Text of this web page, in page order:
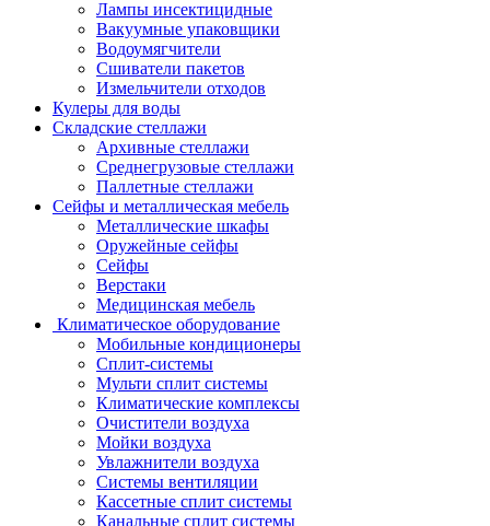
Лампы инсектицидные
Вакуумные упаковщики
Водоумягчители
Сшиватели пакетов
Измельчители отходов
Кулеры для воды
Складские стеллажи
Архивные стеллажи
Среднегрузовые стеллажи
Паллетные стеллажи
Сейфы и металлическая мебель
Металлические шкафы
Оружейные сейфы
Сейфы
Верстаки
Медицинская мебель
Климатическое оборудование
Мобильные кондиционеры
Сплит-системы
Мульти сплит системы
Климатические комплексы
Очистители воздуха
Мойки воздуха
Увлажнители воздуха
Системы вентиляции
Кассетные сплит системы
Канальные сплит системы